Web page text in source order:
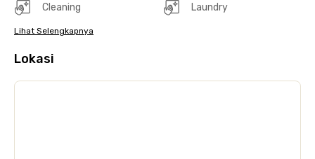
Cleaning Laundry
Lihat Selengkapnya
Lokasi